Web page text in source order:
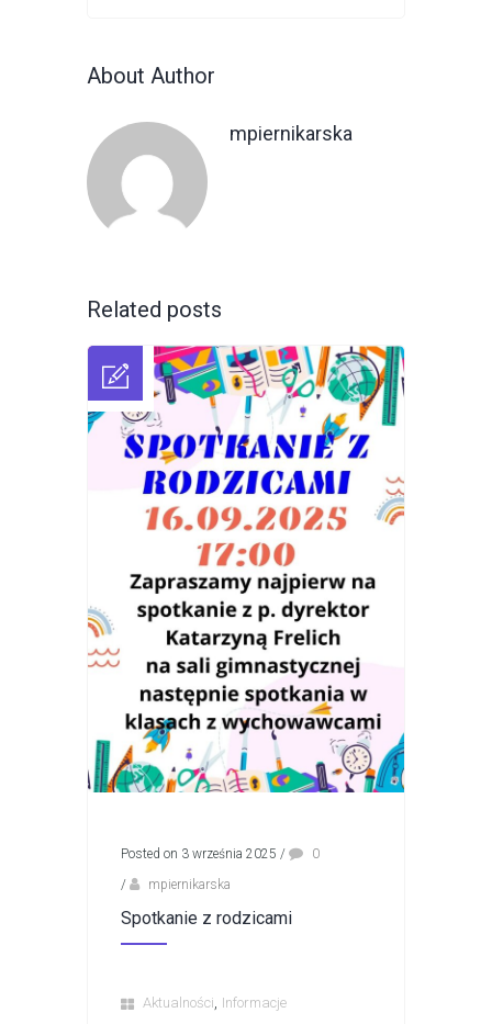
About Author
mpiernikarska
Related posts
Posted on 3 września 2025 /
0
/
mpiernikarska
Spotkanie z rodzicami
Aktualności, Informacje